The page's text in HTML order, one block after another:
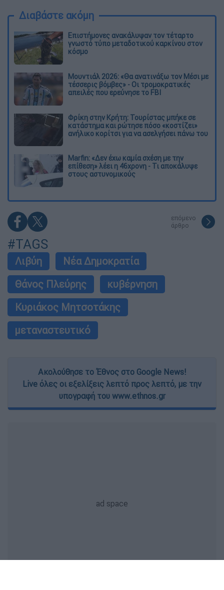
Διαβάστε ακόμη
Επιστήμονες ανακάλυψαν τον τέταρτο
γνωστό τύπο μεταδοτικού καρκίνου στον
κόσμο
Μουντιάλ 2026: «Θα ανατινάξω τον Μέσι με
τέσσερις βόμβες» - Οι τρομοκρατικές
απειλές που ερεύνησε το FBI
Φρίκη στην Κρήτη: Τουρίστας μπήκε σε
κατάστημα και ρώτησε πόσο «κοστίζει»
ανήλικο κορίτσι για να ασελγήσει πάνω του
Marfin: «Δεν έχω καμία σχέση με την
επίθεση» λέει η 46χρονη - Τι αποκάλυψε
στους αστυνομικούς
επόμενο
άρθρο
#TAGS
Λιβύη
Νέα Δημοκρατία
Θάνος Πλεύρης
κυβέρνηση
Κυριάκος Μητσοτάκης
μεταναστευτικό
Ακολούθησε το Έθνος στο Google News!
Live όλες οι εξελίξεις λεπτό προς λεπτό, με την
υπογραφή του www.ethnos.gr